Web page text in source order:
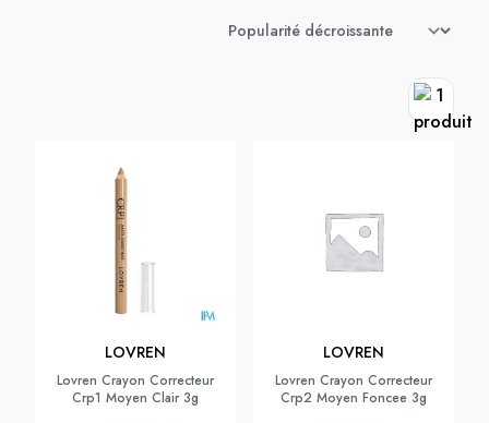
LOVREN
Lovren Crayon Correcteur
Crp1 Moyen Clair 3g
LOVREN
Lovren Crayon Correcteur
Crp2 Moyen Foncee 3g